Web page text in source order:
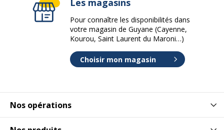
Nos opérations
Les magasins
Pour connaître les disponibilités dans
votre magasin de Guyane (Cayenne,
Kourou, Saint Laurent du Maroni…)
Choisir mon magasin